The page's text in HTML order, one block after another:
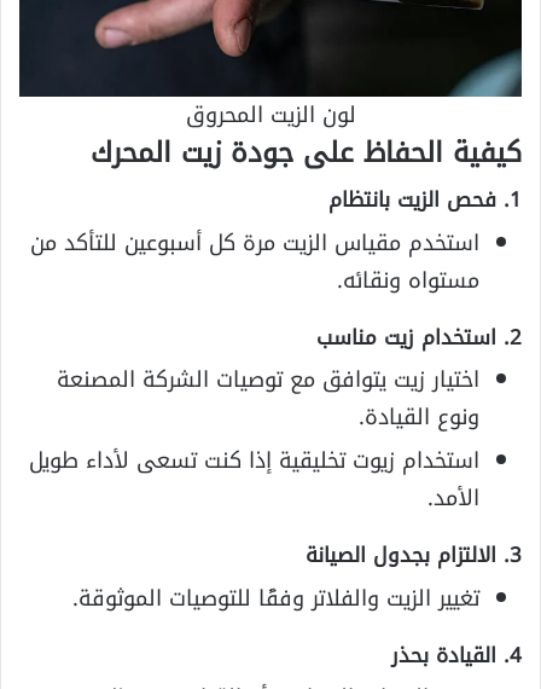
لون الزيت المحروق
كيفية الحفاظ على جودة زيت المحرك
1. فحص الزيت بانتظام
استخدم مقياس الزيت مرة كل أسبوعين للتأكد من
مستواه ونقائه.
2. استخدام زيت مناسب
اختيار زيت يتوافق مع توصيات الشركة المصنعة
ونوع القيادة.
استخدام زيوت تخليقية إذا كنت تسعى لأداء طويل
الأمد.
3. الالتزام بجدول الصيانة
تغيير الزيت والفلاتر وفقًا للتوصيات الموثوقة.
4. القيادة بحذر